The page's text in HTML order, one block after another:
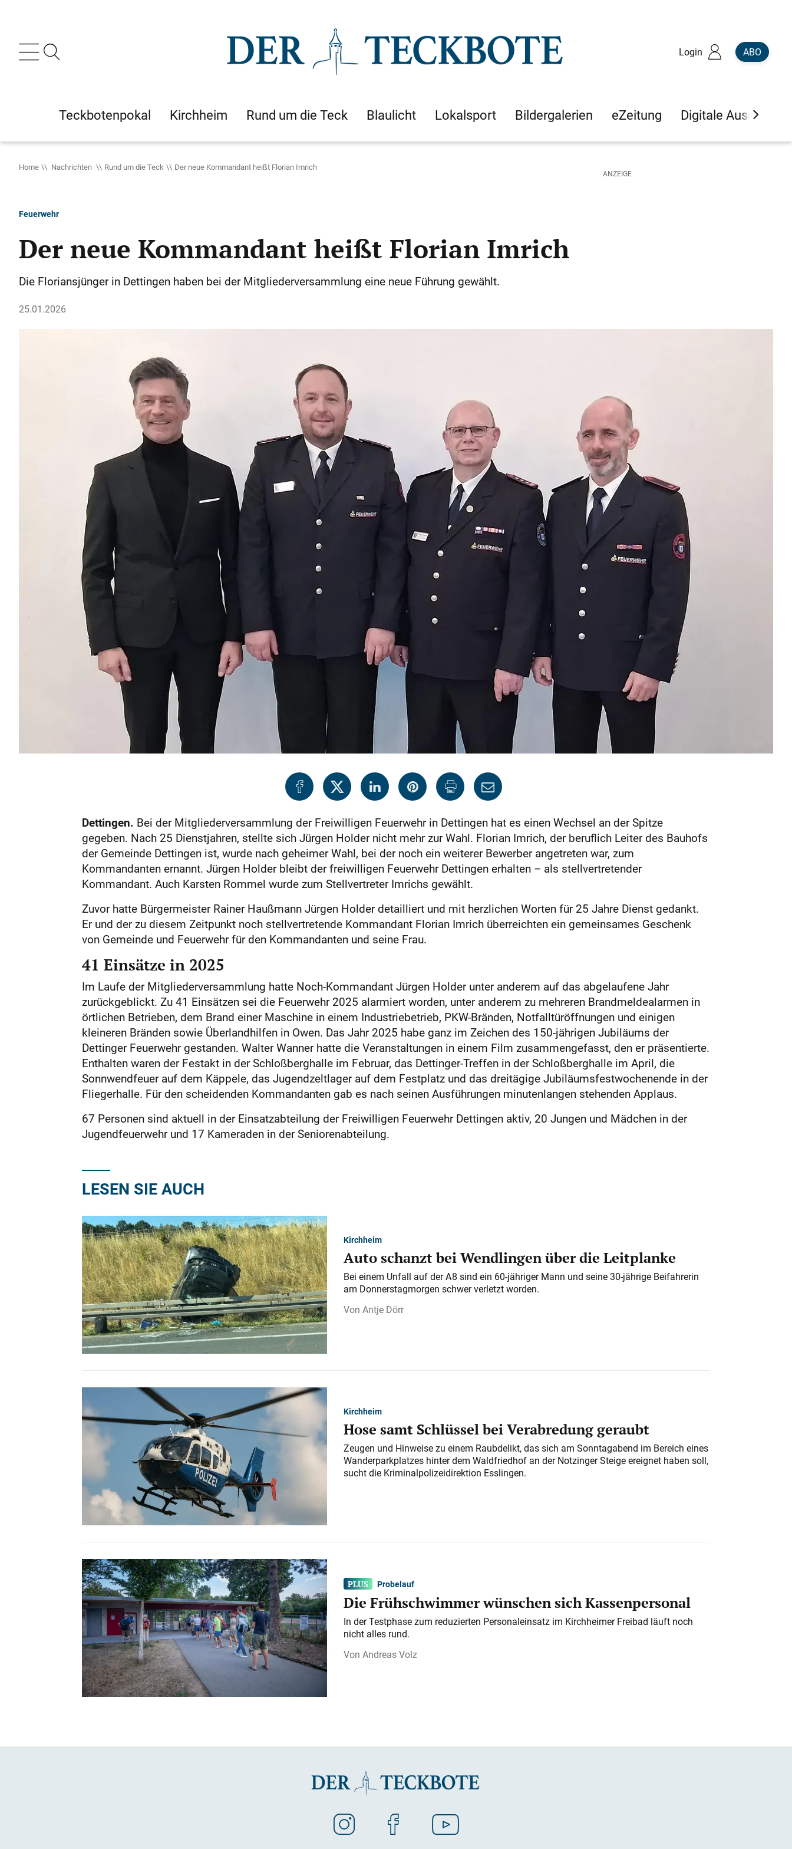
Login ABO
Teckbotenpokal Kirchheim Rund um die Teck Blaulicht Lokalsport Bildergalerien eZeitung Digitale Ausgaben
Home Nachrichten Rund um die Teck Der neue Kommandant heißt Florian Imrich
Feuerwehr
Der neue Kommandant heißt Florian Imrich
Die Floriansjünger in Dettingen haben bei der Mitgliederversammlung eine neue Führung gewählt.
25.01.2026
Dettingen. Bei der Mitgliederversammlung der Freiwilligen Feuerwehr in Dettingen hat es einen Wechsel an der Spitze
gegeben. Nach 25 Dienstjahren, stellte sich Jürgen Holder nicht mehr zur Wahl. Florian Imrich, der beruflich Leiter des Bauhofs
der Gemeinde Dettingen ist, wurde nach geheimer Wahl, bei der noch ein weiterer Bewerber angetreten war, zum
Kommandanten ernannt. Jürgen Holder bleibt der freiwilligen Feuerwehr Dettingen erhalten – als stellvertretender
Kommandant. Auch Karsten Rommel wurde zum Stellvertreter Imrichs gewählt.
Zuvor hatte Bürgermeister Rainer Haußmann Jürgen Holder detailliert und mit herzlichen Worten für 25 Jahre Dienst gedankt.
Er und der zu diesem Zeitpunkt noch stellvertretende Kommandant Florian Imrich überreichten ein gemeinsames Geschenk
von Gemeinde und Feuerwehr für den Kommandanten und seine Frau.
41 Einsätze in 2025
Im Laufe der Mitgliederversammlung hatte Noch-Kommandant Jürgen Holder unter anderem auf das abgelaufene Jahr
zurückgeblickt. Zu 41 Einsätzen sei die Feuerwehr 2025 alarmiert worden, unter anderem zu mehreren Brandmeldealarmen in
örtlichen Betrieben, dem Brand einer Maschine in einem Industriebetrieb, PKW-Bränden, Notfalltüröffnungen und einigen
kleineren Bränden sowie Überlandhilfen in Owen. Das Jahr 2025 habe ganz im Zeichen des 150-jährigen Jubiläums der
Dettinger Feuerwehr gestanden. Walter Wanner hatte die Veranstaltungen in einem Film zusammengefasst, den er präsentierte.
Enthalten waren der Festakt in der Schloßberghalle im Februar, das Dettinger-Treffen in der Schloßberghalle im April, die
Sonnwendfeuer auf dem Käppele, das Jugendzeltlager auf dem Festplatz und das dreitägige Jubiläumsfestwochenende in der
Fliegerhalle. Für den scheidenden Kommandanten gab es nach seinen Ausführungen minutenlangen stehenden Applaus.
67 Personen sind aktuell in der Einsatzabteilung der Freiwilligen Feuerwehr Dettingen aktiv, 20 Jungen und Mädchen in der
Jugendfeuerwehr und 17 Kameraden in der Seniorenabteilung.
LESEN SIE AUCH
Kirchheim
Auto schanzt bei Wendlingen über die Leitplanke
Bei einem Unfall auf der A 8 sind ein 60-jähriger Mann und seine 30-jährige Beifahrerin
am Donnerstagmorgen schwer verletzt worden.
Antje Dörr
Kirchheim
Hose samt Schlüssel bei Verabredung geraubt
Zeugen und Hinweise zu einem Raubdelikt, das sich am Sonntagabend im Bereich eines
Wanderparkplatzes hinter dem Waldfriedhof an der Notzinger Steige ereignet haben soll,
sucht die Kriminalpolizeidirektion Esslingen.
Probelauf
Die Frühschwimmer wünschen sich Kassenpersonal
In der Testphase zum reduzierten Personaleinsatz im Kirchheimer Freibad läuft noch
nicht alles rund.
Andreas Volz